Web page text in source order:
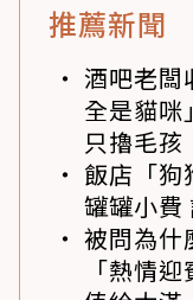
推薦新聞
酒吧老闆
全是貓咪
只擼毛孩
飯店「狗
罐罐小費
被問為什
「熱情